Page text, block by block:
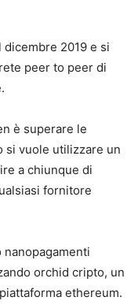
dicembre 2019 e si
peer to peer di
è superare le
si vuole utilizzare un
a chiunque di
fornitore
nanopagamenti
orchid cripto, un
ethereum.